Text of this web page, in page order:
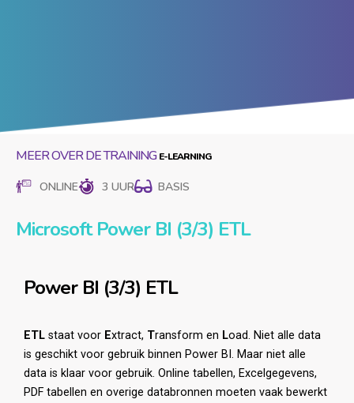
MEER OVER DE TRAINING
ONLINE 3 UUR BASIS
Microsoft Power BI (3/3) ETL
Power BI (3/3) ETL
ETL staat voor Extract, Transform en Load. Niet alle data
is geschikt voor gebruik binnen Power BI. Maar niet alle
data is klaar voor gebruik. Online tabellen, Excelgegevens,
PDF tabellen en overige databronnen moeten vaak bewerkt